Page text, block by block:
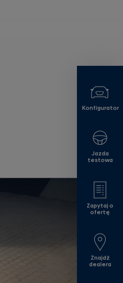
Konfigurator
Jazda
testowa
Zapytaj o
ofertę
Znajdź
dealera